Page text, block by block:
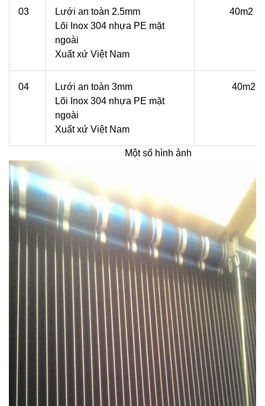
03
Lưới an toàn 2.5mm
Lõi Inox 304 nhựa PE mặt
ngoài
Xuất xứ Việt Nam
40m2
04
Lưới an toàn 3mm
Lõi Inox 304 nhựa PE mặt
ngoài
Xuất xứ Việt Nam
40m2
Một số hình ảnh